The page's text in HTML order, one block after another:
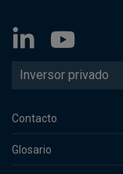
Inversor privado
Contacto
Glosario